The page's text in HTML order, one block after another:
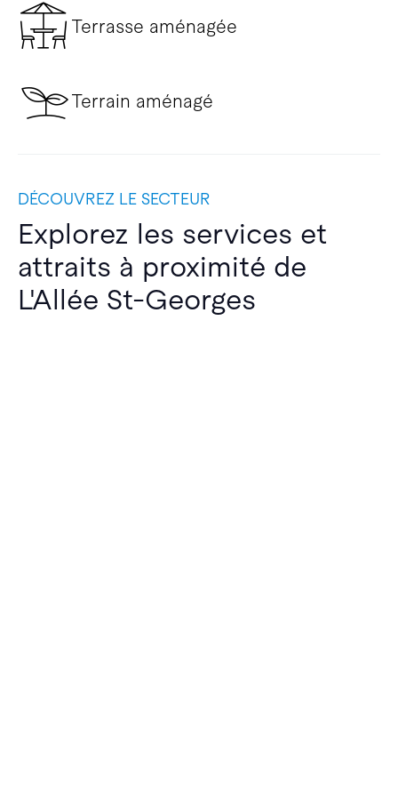
Terrasse aménagée
Terrain aménagé
DÉCOUVREZ LE SECTEUR
Explorez les services et
attraits à proximité de
L'Allée St-Georges